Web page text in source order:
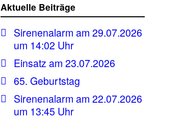
Aktuelle Beiträge
Sirenenalarm am 29.07.2026
um 14:02 Uhr
Einsatz am 23.07.2026
65. Geburtstag
Sirenenalarm am 22.07.2026
um 13:45 Uhr